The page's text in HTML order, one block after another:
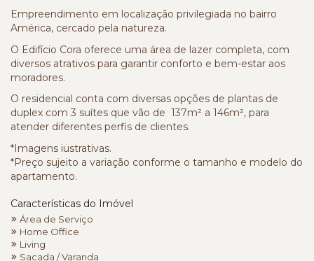
Empreendimento em localização privilegiada no bairro
América, cercado pela natureza.
O Edifício Cora oferece uma área de lazer completa, com
diversos atrativos para garantir conforto e bem-estar aos
moradores.
O residencial conta com diversas opções de plantas de
duplex com 3 suítes que vão de 137m² a 146m², para
atender diferentes perfis de clientes.
*Imagens iustrativas.
*Preço sujeito a variação conforme o tamanho e modelo do
apartamento.
Características do Imóvel
Área de Serviço
Home Office
Living
Sacada / Varanda